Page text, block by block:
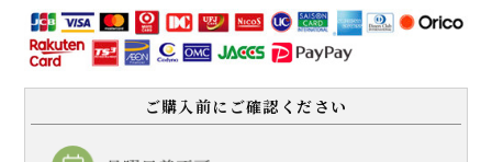
ご購入前にご確認ください